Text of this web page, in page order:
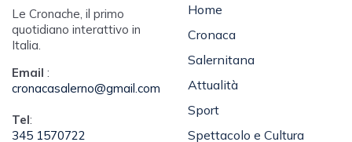
Le Cronache, il primo
quotidiano interattivo in
Italia.
Email :
cronacasalerno@gmail.com
Tel:
345 1570722
Home
Cronaca
Salernitana
Attualità
Sport
Spettacolo e Cultura